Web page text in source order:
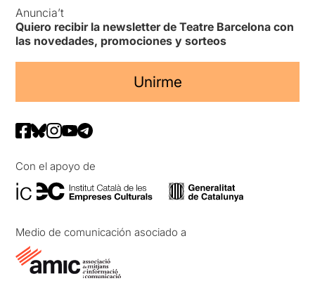
Anuncia’t
Quiero recibir la newsletter de Teatre Barcelona con
las novedades, promociones y sorteos
Unirme
Con el apoyo de
Medio de comunicación asociado a